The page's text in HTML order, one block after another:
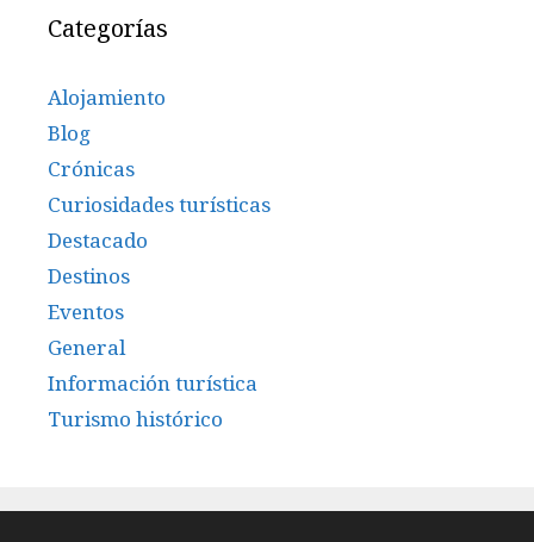
Categorías
Alojamiento
Blog
Crónicas
Curiosidades turísticas
Destacado
Destinos
Eventos
General
Información turística
Turismo histórico